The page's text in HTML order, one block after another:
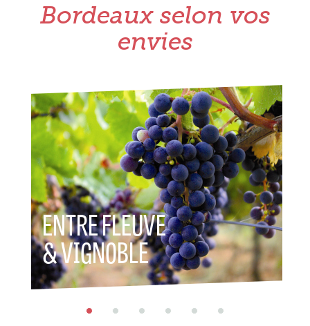
Bordeaux selon vos
envies
ENTRE FLEUVE
& VIGNOBLE